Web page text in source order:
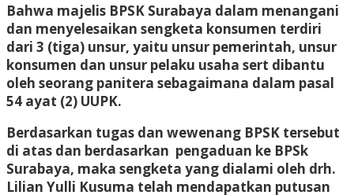
Bahwa majelis BPSK Surabaya dalam menangani
dan menyelesaikan sengketa konsumen terdiri
dari 3 (tiga) unsur, yaitu unsur pemerintah, unsur
konsumen dan unsur pelaku usaha sert dibantu
oleh seorang panitera sebagaimana dalam pasal
54 ayat (2) UUPK.
Berdasarkan tugas dan wewenang BPSK tersebut
di atas dan berdasarkan pengaduan ke BPSk
Surabaya, maka sengketa yang dialami oleh drh.
Lilian Yulli Kusuma telah mendapatkan putusan